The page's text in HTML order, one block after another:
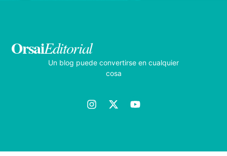
OrsaiEditorial
Un blog puede convertirse en cualquier
cosa